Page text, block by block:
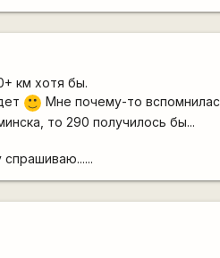
км хотя бы.
:) Мне почему-то
то 290 получилось бы...